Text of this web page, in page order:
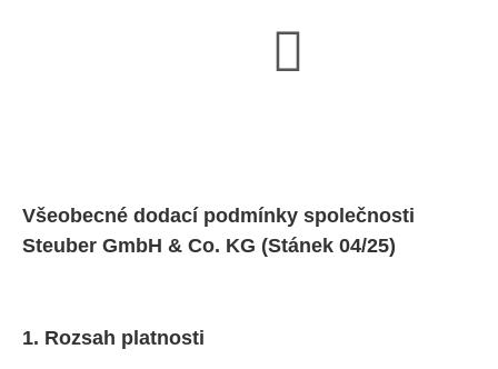
Všeobecné dodací podmínky společnosti
Steuber GmbH & Co. KG (Stánek 04/25)
1. Rozsah platnosti